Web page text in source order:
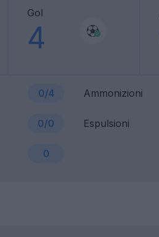
Gol
4
0/4 Ammonizioni
0/0 Espulsioni
0